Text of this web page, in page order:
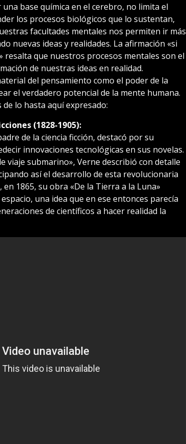
base química en el cerebro, no limita el
los procesos biológicos que lo sustentan,
facultades mentales nos permiten ir más
nuevas ideas y realidades. La afirmación «si
resalta que nuestros procesos mentales son el
de nuestras ideas en realidad.
del pensamiento como el poder de la
el verdadero potencial de la mente humana.
lo hasta aquí expresado:
(1828-1905):
de la ciencia ficción, destacó por su
innovaciones tecnológicas en sus novelas.
viaje submarino», Verne describió con detalle
así el desarrollo de esta revolucionaria
1865, su obra «De la Tierra a la Luna»
una idea que en ese entonces parecía
de científicos a hacer realidad la